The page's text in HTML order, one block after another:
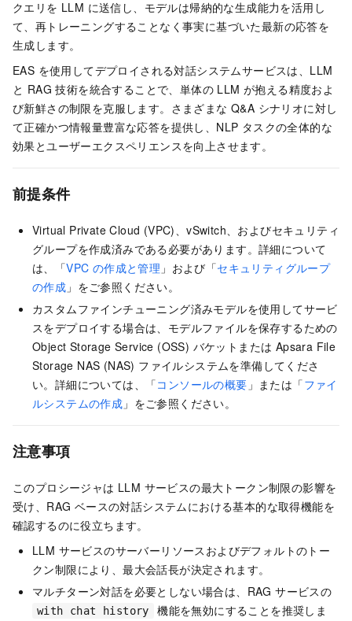
クエリを LLM に送信し、モデルは帰納的な生成能力を活用し
て、再トレーニングすることなく事実に基づいた最新の応答を
生成します。
EAS を使用してデプロイされる対話システムサービスは、LLM
と RAG 技術を統合することで、単体の LLM が抱える精度およ
び新鮮さの制限を克服します。さまざまな Q&A シナリオに対し
て正確かつ情報量豊富な応答を提供し、NLP タスクの全体的な
効果とユーザーエクスペリエンスを向上させます。
前提条件
Virtual Private Cloud (VPC)、vSwitch、およびセキュリティ
グループを作成済みである必要があります。詳細について
は、「VPC の作成と管理 」および「セキュリティグループ
の作成 」をご参照ください。
カスタムファインチューニング済みモデルを使用してサービ
スをデプロイする場合は、モデルファイルを保存するための
Object Storage Service (OSS) バケットまたは Apsara File
Storage NAS (NAS) ファイルシステムを準備してくださ
い。詳細については、「コンソールの概要 」または「ファイ
ルシステムの作成 」をご参照ください。
注意事項
このプロシージャは LLM サービスの最大トークン制限の影響を
受け、RAG ベースの対話システムにおける基本的な取得機能を
確認するのに役立ちます。
LLM サービスのサーバーリソースおよびデフォルトのトー
クン制限により、最大会話長が決定されます。
マルチターン対話を必要としない場合は、RAG サービスの
with chat history
機能を無効にすることを推奨しま